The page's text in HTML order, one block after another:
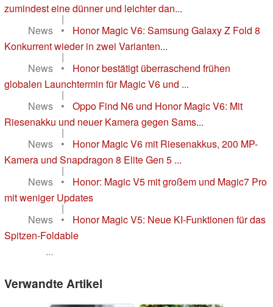
zumindest eine dünner und leichter dan...
|
News
•
Honor Magic V6: Samsung Galaxy Z Fold 8
Konkurrent wieder in zwei Varianten...
|
News
•
Honor bestätigt überraschend frühen
globalen Launchtermin für Magic V6 und ...
|
News
•
Oppo Find N6 und Honor Magic V6: Mit
Riesenakku und neuer Kamera gegen Sams...
|
News
•
Honor Magic V6 mit Riesenakkus, 200 MP-
Kamera und Snapdragon 8 Elite Gen 5 ...
|
News
•
Honor: Magic V5 mit großem und Magic7 Pro
mit weniger Updates
|
News
•
Honor Magic V5: Neue KI-Funktionen für das
Spitzen-Foldable
...
Verwandte Artikel